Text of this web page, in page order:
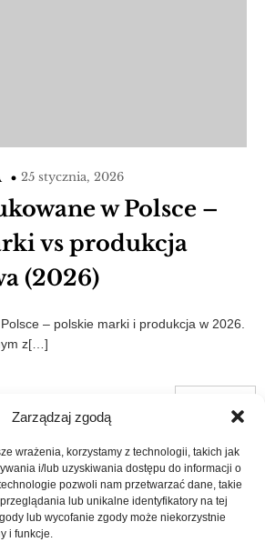
Zarządzaj zgodą
wrażenia, korzystamy z technologii, takich jak
i/lub uzyskiwania dostępu do informacji o
pozwoli nam przetwarzać dane, takie
lub unikalne identyfikatory na tej
lub wycofanie zgody może niekorzystnie
i funkcje.
25 stycznia, 2026
w Polsce –
vs produkcja
(2026)
– polskie marki i produkcja w 2026.
z[…]
licencji na używanie praw własności
nie jest autoryzowana przez spółki z
grupy IKEA".